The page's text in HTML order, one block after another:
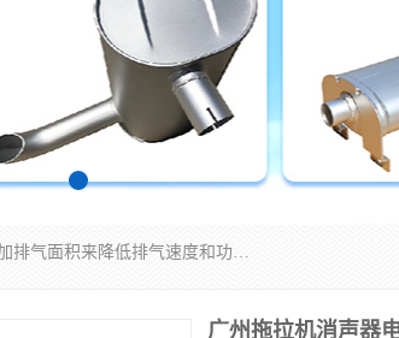
消音器主要用于降低机械设备或枪械等产生的噪声。它通过阻尼或增加排气面积来降低排气速度和功率，从而降低噪声。常见的消音器类型包括阻性消声器、抗性消声器、共振消声器以及阻抗复合式消声器等。这些消音器各有特点，适用于不同频率的噪声消除。
广州拖拉机消声器